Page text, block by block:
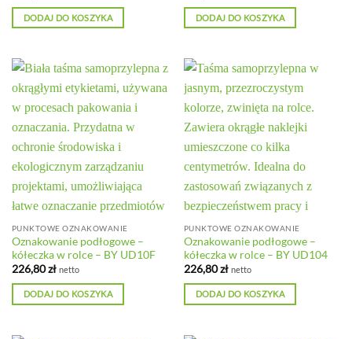
DODAJ DO KOSZYKA DODAJ DO KOSZYKA
PUNKTOWE OZNAKOWANIE
Oznakowanie podłogowe –
kółeczka w rolce – BY UD10F
226,80zł netto
DODAJ DO KOSZYKA
PUNKTOWE OZNAKOWANIE
Oznakowanie podłogowe –
kółeczka w rolce – BY UD104
226,80zł netto
DODAJ DO KOSZYKA